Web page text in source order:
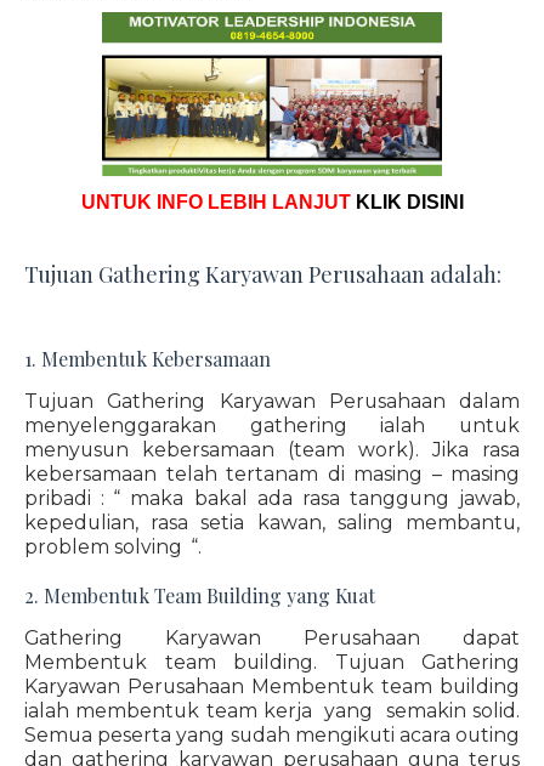
UNTUK INFO LEBIH LANJUT KLIK DISINI
Tujuan Gathering Karyawan Perusahaan adalah:
1. Membentuk Kebersamaan
Tujuan Gathering Karyawan Perusahaan dalam
menyelenggarakan gathering ialah untuk
menyusun kebersamaan (team work). Jika rasa
kebersamaan telah tertanam di masing – masing
pribadi : “ maka bakal ada rasa tanggung jawab,
kepedulian, rasa setia kawan, saling membantu,
problem solving “.
2. Membentuk Team Building yang Kuat
Gathering Karyawan Perusahaan dapat
Membentuk team building. Tujuan Gathering
Karyawan Perusahaan Membentuk team building
ialah membentuk team kerja yang semakin solid.
Semua peserta yang sudah mengikuti acara outing
dan gathering karyawan perusahaan guna terus